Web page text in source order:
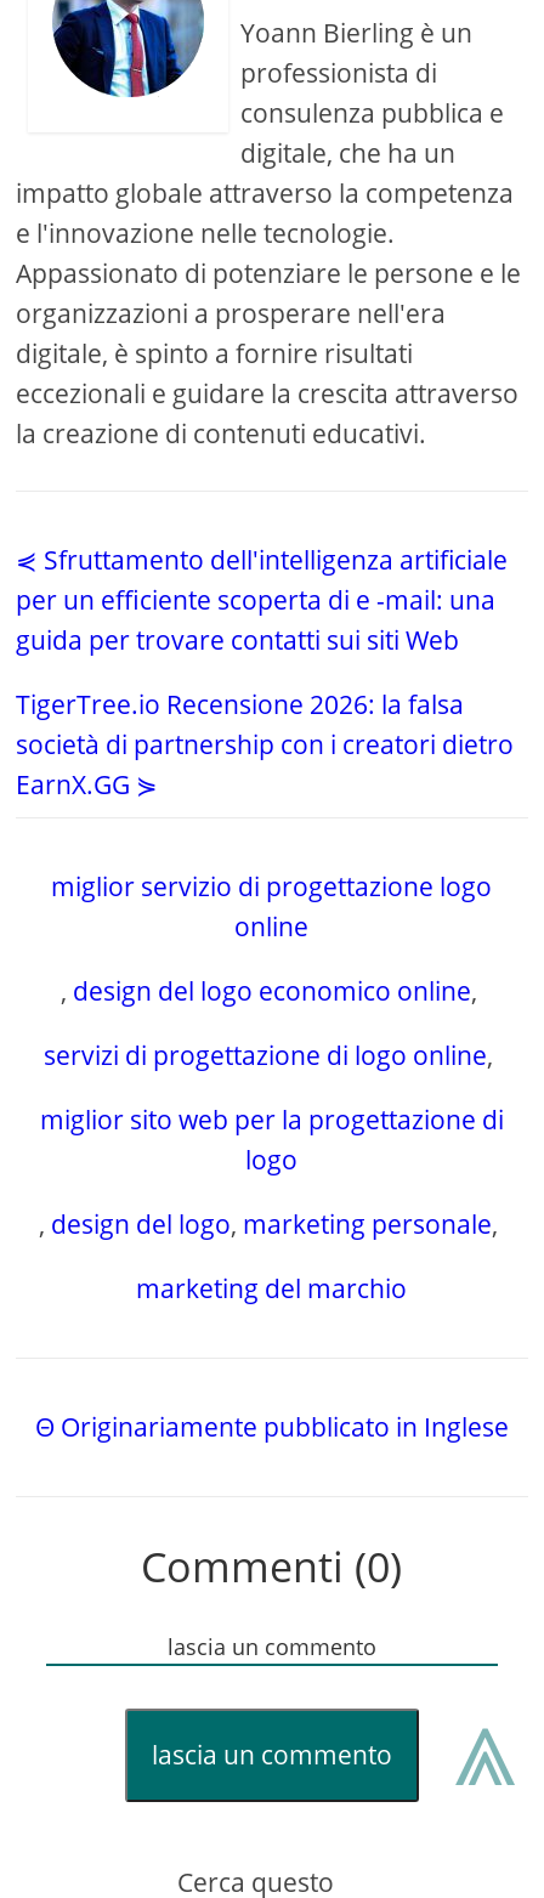
Yoann Bierling è un
professionista di
consulenza pubblica e
digitale, che ha un
impatto globale attraverso la competenza
e l'innovazione nelle tecnologie.
Appassionato di potenziare le persone e le
organizzazioni a prosperare nell'era
digitale, è spinto a fornire risultati
eccezionali e guidare la crescita attraverso
la creazione di contenuti educativi.
⋞ Sfruttamento dell'intelligenza artificiale
per un efficiente scoperta di e -mail: una
guida per trovare contatti sui siti Web
TigerTree.io Recensione 2026: la falsa
società di partnership con i creatori dietro
EarnX.GG ⋟
miglior servizio di progettazione logo
online
, design del logo economico online,
servizi di progettazione di logo online,
miglior sito web per la progettazione di
logo
, design del logo, marketing personale,
marketing del marchio
Θ Originariamente pubblicato in Inglese
Commenti (0)
lascia un commento
lascia un commento
Cerca questo
⩓